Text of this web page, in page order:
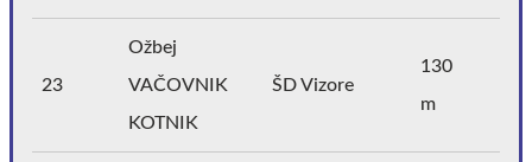
23
Ožbej
VAČOVNIK
KOTNIK
ŠD Vizore
130
m